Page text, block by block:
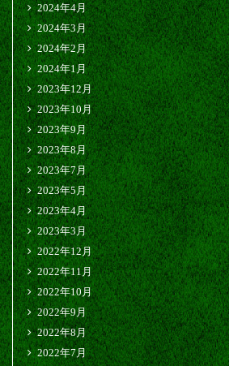
2024年4月
2024年3月
2024年2月
2024年1月
2023年12月
2023年10月
2023年9月
2023年8月
2023年7月
2023年5月
2023年4月
2023年3月
2022年12月
2022年11月
2022年10月
2022年9月
2022年8月
2022年7月